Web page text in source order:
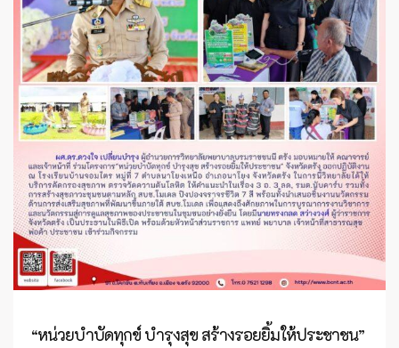
“หน่วยบำบัดทุกข์ บำรุงสุข สร้างรอยยิ้มให้ประชาชน”